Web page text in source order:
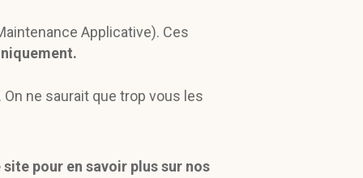
Applicative). Ces
On ne saurait que trop vous les
pour en savoir plus sur nos